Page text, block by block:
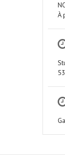
EN SAVOIR
À